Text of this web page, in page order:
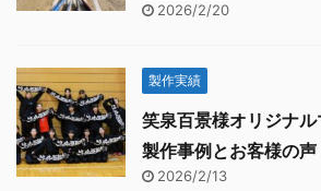
2026/2/20
製作実績
笑泉百景様オリジナ
製作事例とお客様の声
2026/2/13